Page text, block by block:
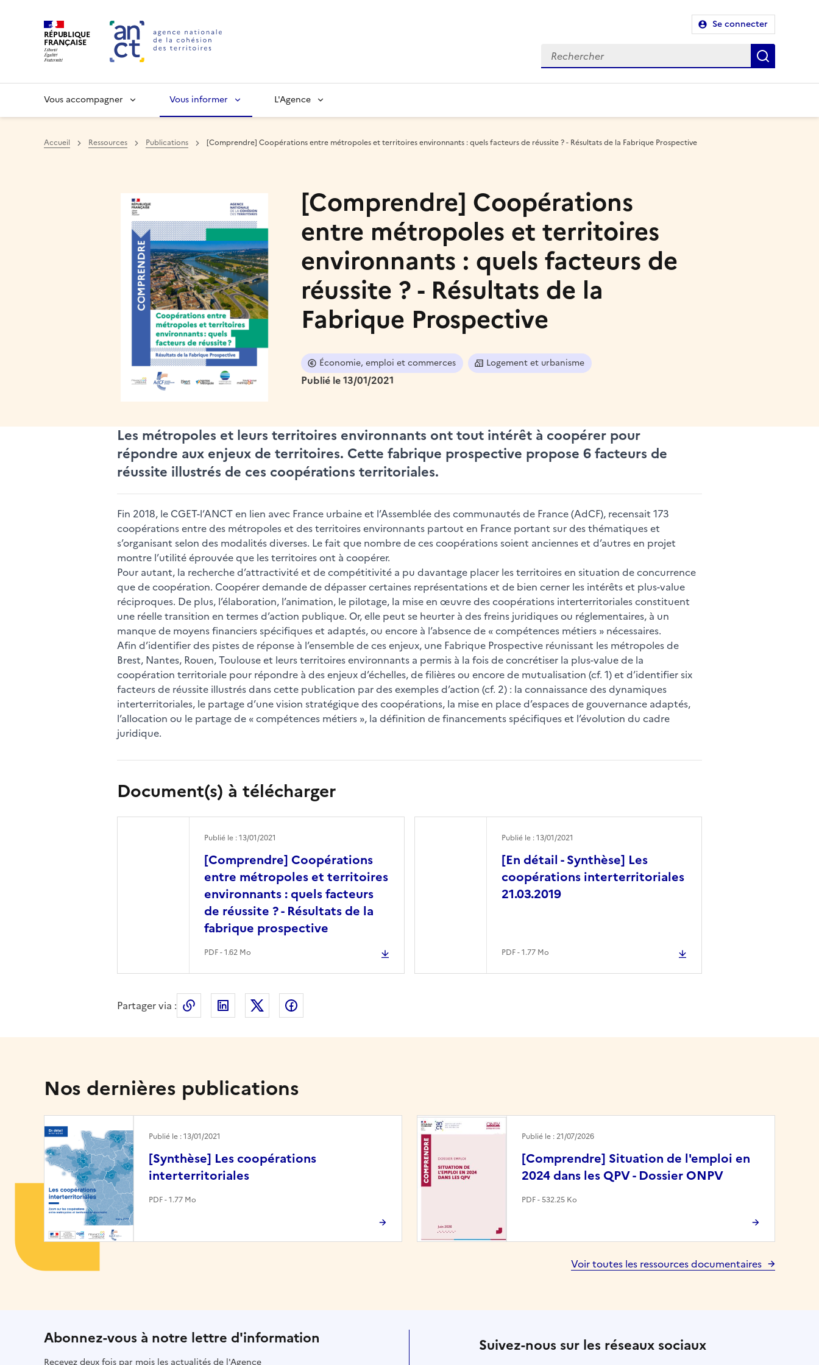
RÉPUBLIQUE
FRANÇAISE
Se connecter
Vous accompagner Vous informer L'Agence
Accueil Ressources Publications [Comprendre] Coopérations entre métropoles et territoires environnants : quels facteurs de réussite ? - Résultats de la Fabrique Prospective
Image
[Comprendre] Coopérations
entre métropoles et territoires
environnants : quels facteurs de
réussite ? - Résultats de la
Fabrique Prospective
Économie, emploi et commerces Logement et urbanisme
Publié le 13/01/2021
Les métropoles et leurs territoires environnants ont tout intérêt à coopérer pour
répondre aux enjeux de territoires. Cette fabrique prospective propose 6 facteurs de
réussite illustrés de ces coopérations territoriales.
Fin 2018, le CGET-l’ANCT en lien avec France urbaine et l’Assemblée des communautés de France (AdCF), recensait 173
coopérations entre des métropoles et des territoires environnants partout en France portant sur des thématiques et
s’organisant selon des modalités diverses. Le fait que nombre de ces coopérations soient anciennes et d’autres en projet
montre l’utilité éprouvée que les territoires ont à coopérer.
Pour autant, la recherche d’attractivité et de compétitivité a pu davantage placer les territoires en situation de concurrence
que de coopération. Coopérer demande de dépasser certaines représentations et de bien cerner les intérêts et plus-value
réciproques. De plus, l’élaboration, l’animation, le pilotage, la mise en œuvre des coopérations interterritoriales constituent
une réelle transition en termes d’action publique. Or, elle peut se heurter à des freins juridiques ou réglementaires, à un
manque de moyens financiers spécifiques et adaptés, ou encore à l’absence de « compétences métiers » nécessaires.
Afin d’identifier des pistes de réponse à l’ensemble de ces enjeux, une Fabrique Prospective réunissant les métropoles de
Brest, Nantes, Rouen, Toulouse et leurs territoires environnants a permis à la fois de concrétiser la plus-value de la
coopération territoriale pour répondre à des enjeux d’échelles, de filières ou encore de mutualisation (cf. 1) et d’identifier six
facteurs de réussite illustrés dans cette publication par des exemples d’action (cf. 2) : la connaissance des dynamiques
interterritoriales, le partage d’une vision stratégique des coopérations, la mise en place d’espaces de gouvernance adaptés,
l’allocation ou le partage de « compétences métiers », la définition de financements spécifiques et l’évolution du cadre
juridique.
Document(s) à télécharger
[Comprendre] Coopérations
entre métropoles et territoires
environnants : quels facteurs
de réussite ? - Résultats de la
fabrique prospective
Publié le : 13/01/2021
PDF - 1.62 Mo
[En détail - Synthèse] Les
coopérations interterritoriales
21.03.2019
Publié le : 13/01/2021
PDF - 1.77 Mo
Partager via : Copier le lien de la page dans le presse-papier
LinkedIn
Nos dernières publications
[Synthèse] Les coopérations
interterritoriales
Publié le : 13/01/2021
PDF - 1.77 Mo
Image
[Comprendre] Situation de l'emploi en
2024 dans les QPV - Dossier ONPV
Publié le : 21/07/2026
PDF - 532.25 Ko
Image
Voir toutes les ressources documentaires
Abonnez-vous à notre lettre d'information
Recevez deux fois par mois les actualités de l'Agence
Suivez-nous sur les réseaux sociaux